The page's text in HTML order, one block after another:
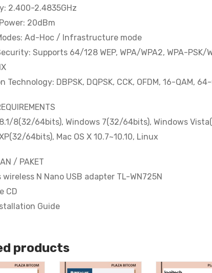
2.400-2.4835GHz
20dBm
Ad-Hoc / Infrastructure mode
Supports 64/128 WEP, WPA/WPA2, WPA-PSK/
Technology: DBPSK, DQPSK, CCK, OFDM, 16-QAM,
8(32/64bits), Windows 7(32/64bits), Windows
64bits), Mac OS X 10.7~10.10, Linux
/ PAKET
wireless N Nano USB adapter TL-WN725N
CD
Guide
products